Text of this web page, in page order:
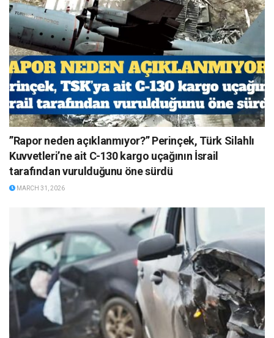
”Rapor neden açıklanmıyor?” Perinçek, Türk Silahlı
Kuvvetleri’ne ait C-130 kargo uçağının İsrail
tarafından vurulduğunu öne sürdü
MARCH 31, 2026